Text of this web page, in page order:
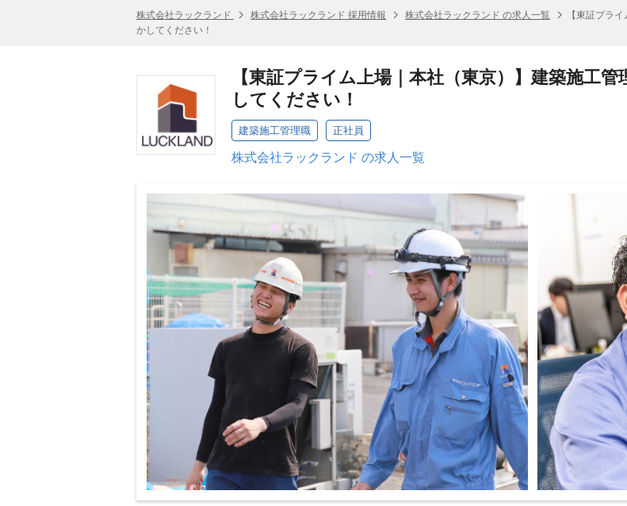
株式会社ラックランド 株式会社ラックランド 採用情報 株式会社ラックランド の求人一覧
【東証プラ
かしてください！
【東証プライム上場｜本社（東京）】建築施
してください！
建築施工管理職 正社員
株式会社ラックランド の求人一覧